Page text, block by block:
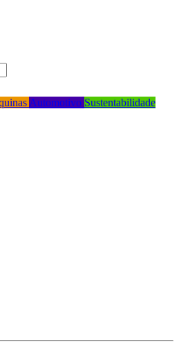
Automotivo Sustentabilidade